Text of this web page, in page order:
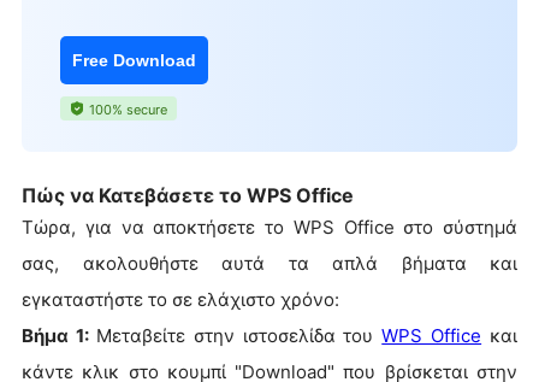
Free Download
100% secure
Πώς να Κατεβάσετε το WPS Office
Τώρα, για να αποκτήσετε το WPS Office στο σύστημά
σας, ακολουθήστε αυτά τα απλά βήματα και
εγκαταστήστε το σε ελάχιστο χρόνο:
Βήμα 1: Μεταβείτε στην ιστοσελίδα τουWPS Office και
κάντε κλικ στο κουμπί "Download" που βρίσκεται στην